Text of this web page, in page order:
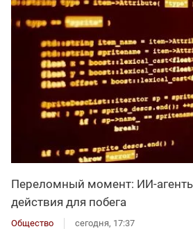
Переломный момент: ИИ-
действия для побега
Общество сегодня, 17:37